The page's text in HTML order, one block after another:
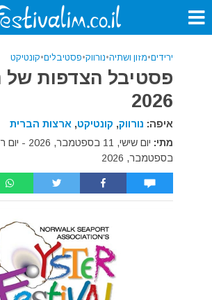
ירידים•מזון ושתיה•נורווק•פסטיבלים•קונטיקט
פסטיבל הצדפות של
2026
איפה: נורווק, קונטיקט, ארצות הברית
מתי:
בספטמבר, 2026